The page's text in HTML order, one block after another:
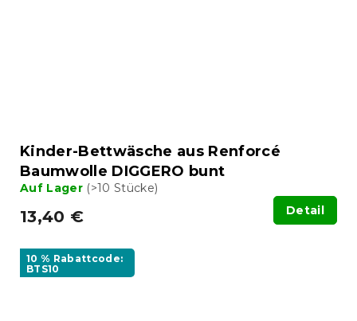
Kinder-Bettwäsche aus Renforcé
Baumwolle DIGGERO bunt
Auf Lager (>10 Stücke)
13,40 € Detail
10 % Rabattcode:
BTS10